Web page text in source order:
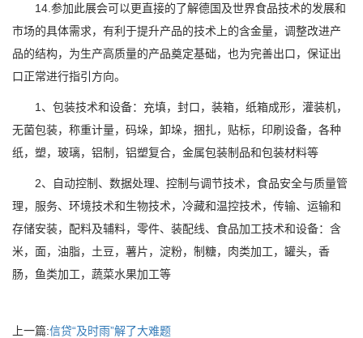
14.参加此展会可以更直接的了解德国及世界食品技术的发展和
市场的具体需求，有利于提升产品的技术上的含金量，调整改进产
品的结构，为生产高质量的产品奠定基础，也为完善出口，保证出
口正常进行指引方向。
1、包装技术和设备：充填，封口，装箱，纸箱成形，灌装机，
无菌包装，称重计量，码垛，卸垛，捆扎，贴标，印刷设备，各种
纸，塑，玻璃，铝制，铝塑复合，金属包装制品和包装材料等
2、自动控制、数据处理、控制与调节技术，食品安全与质量管
理，服务、环境技术和生物技术，冷藏和温控技术，传输、运输和
存储安装，配料及辅料，零件、装配线、食品加工技术和设备：含
米，面，油脂，土豆，薯片，淀粉，制糖，肉类加工，罐头，香
肠，鱼类加工，蔬菜水果加工等
上一篇:信贷“及时雨”解了大难题